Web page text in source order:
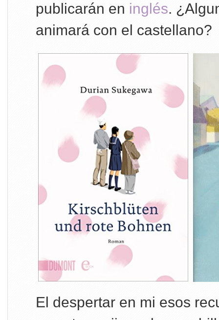
publicarán en inglés.
animará con el castellano?
El despertar en mi esos